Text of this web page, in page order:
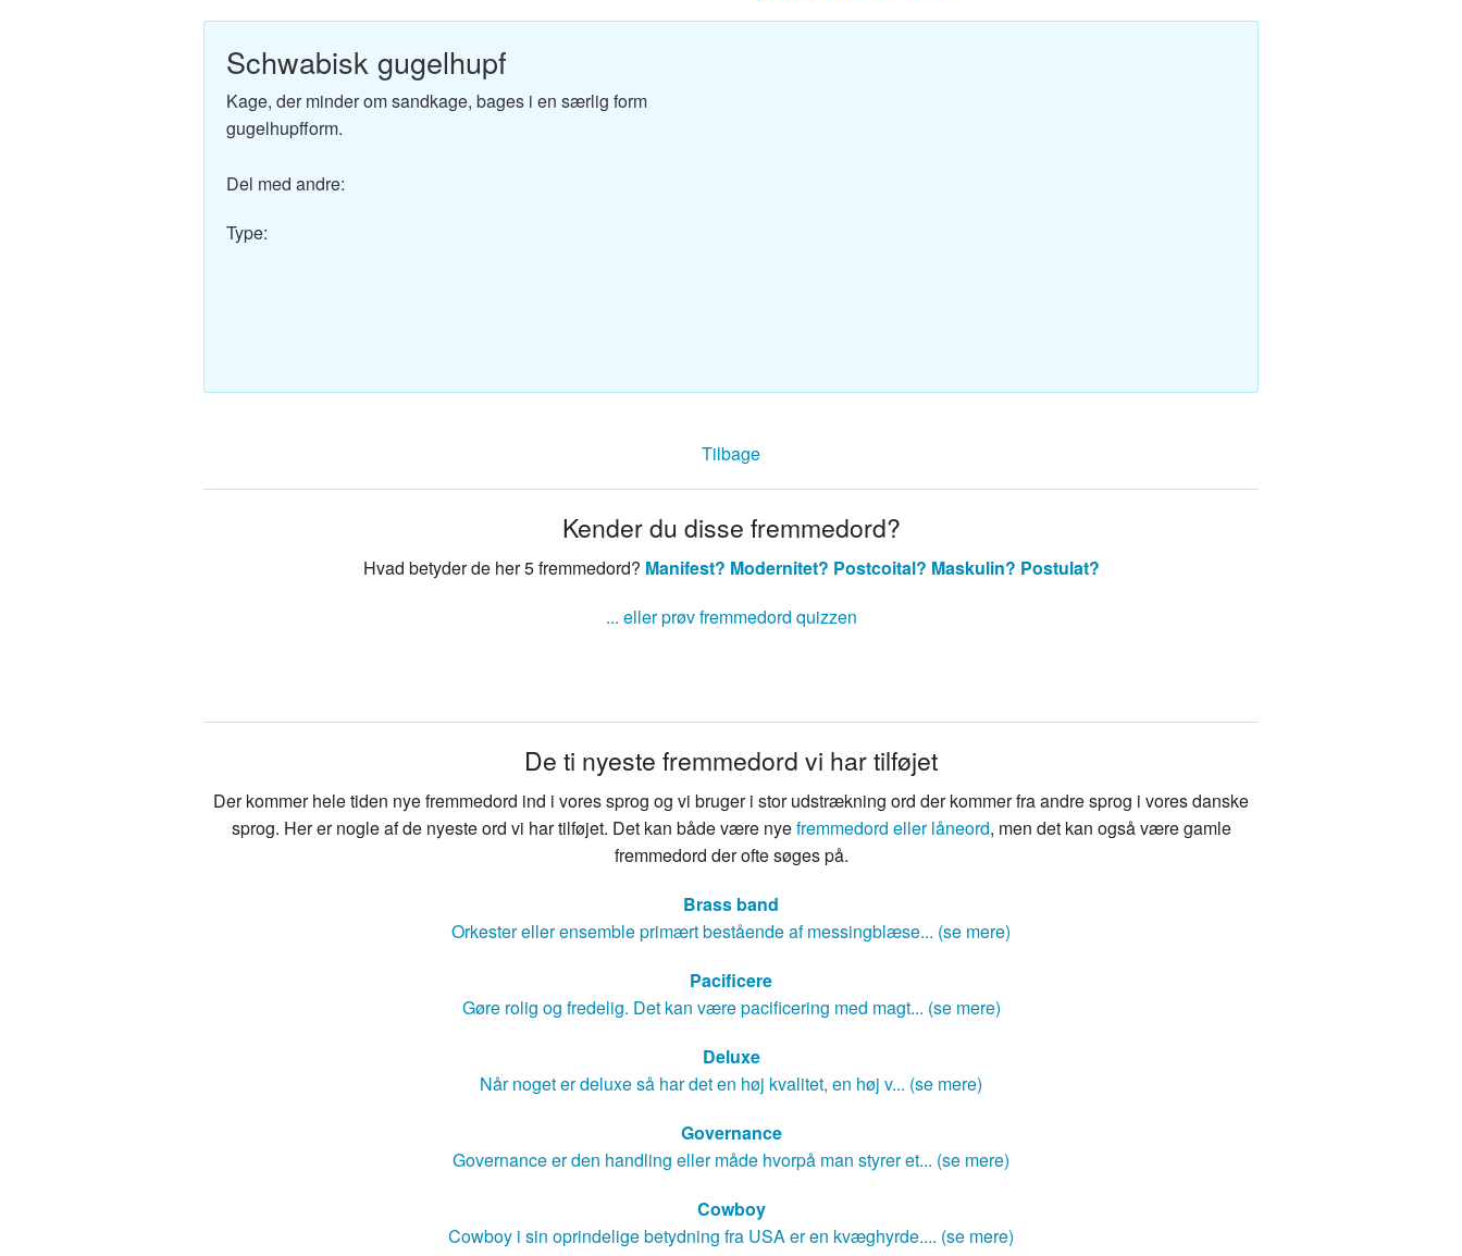
Latin-Dansk ordbog
Svensk-Dansk ordbog
Schwabisk gugelhupf
Kage, der minder om sandkage, bages i en særlig form
gugelhupfform.
Del med andre:
Type:
Tilbage
Kender du disse fremmedord?
Hvad betyder de her 5 fremmedord? Manifest? Modernitet? Postcoital? Maskulin? Postulat?
... eller prøv fremmedord quizzen
De ti nyeste fremmedord vi har tilføjet
Der kommer hele tiden nye fremmedord ind i vores sprog og vi bruger i stor udstrækning ord der kommer fra andre sprog i vores danske
sprog. Her er nogle af de nyeste ord vi har tilføjet. Det kan både være nyefremmedord eller låneord, men det kan også være gamle
fremmedord der ofte søges på.
Brass band
Orkester eller ensemble primært bestående af messingblæse... (se mere)
Pacificere
Gøre rolig og fredelig. Det kan være pacificering med magt... (se mere)
Deluxe
Når noget er deluxe så har det en høj kvalitet, en høj v... (se mere)
Governance
Governance er den handling eller måde hvorpå man styrer et... (se mere)
Cowboy
Cowboy i sin oprindelige betydning fra USA er en kvæghyrde.... (se mere)